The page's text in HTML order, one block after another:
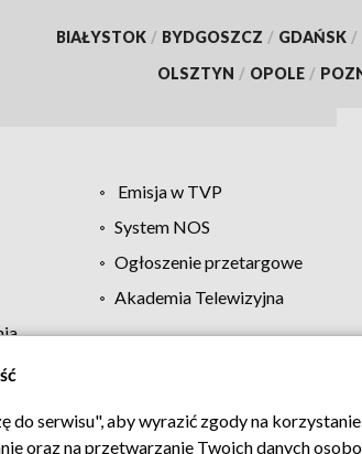
BIAŁYSTOK / BYDGOSZCZ / GDAŃSK /
OLSZTYN / OPOLE /
Emisja w TVP
System NOS
Ogłoszenie przetargowe
Akademia Telewizyjna
Regulamin TVP Polityka
do serwisu", aby wyrazić zgody na
oraz na przetwarzanie Twoich danych